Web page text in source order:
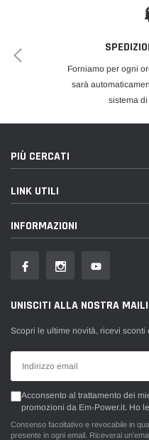
Forniamo per ogni
sarà
sistema
PIÙ CERCATI
LINK UTILI
INFORMAZIONI
UNISCITI ALLA NOSTRA
Scopri le ultime novità, ricevi sconti
Acconsento al trattamento dei
promozioni da Em-Power.it. Ho
Consenso facoltativo e revocabile in
presente in ogni email. Riceverai